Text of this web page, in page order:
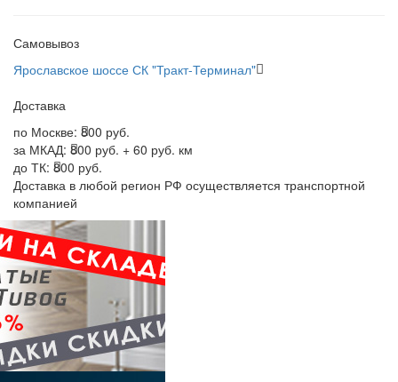
Самовывоз
Ярославское шоссе СК "Тракт-Терминал"
Доставка
по Москве: 800 руб.
за МКАД: 800 руб. + 60 руб. км
до ТК: 800 руб.
Доставка в любой регион РФ осуществляется транспортной
компанией